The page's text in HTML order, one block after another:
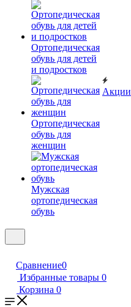
Ортопедическая
обувь для детей
и подростков
Ортопедическая
обувь для
женщин
Мужская
ортопедическая
обувь
Акции
Сравнение0
Избранные товары 0
Корзина 0